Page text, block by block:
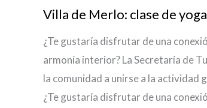
Villa de Merlo: clase de
¿Te gustaría disfrutar de una
armonía interior? La Secretaría de
la comunidad a unirse a la actividad
¿Te gustaría disfrutar de una